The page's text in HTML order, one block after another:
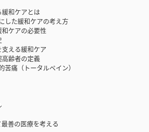
和ケアとは
た緩和ケアの考え方
ケアの必要性
える緩和ケア
齢者の定義
痛（トータルペイン）
善の医療を考える